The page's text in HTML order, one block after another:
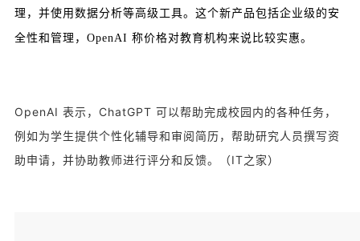
理，并使用数据分析等高级工具。这个新产品包括企业级的安
全性和管理，OpenAI 称价格对教育机构来说比较实惠。
OpenAI 表示，ChatGPT 可以帮助完成校园内的各种任务，
例如为学生提供个性化辅导和审阅简历，帮助研究人员撰写资
助申请，并协助教师进行评分和反馈。（IT之家）